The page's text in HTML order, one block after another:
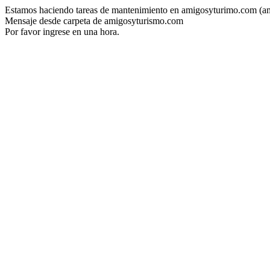
Estamos haciendo tareas de mantenimiento en amigosyturimo.com
Mensaje desde carpeta de amigosyturismo.com
Por favor ingrese en una hora.